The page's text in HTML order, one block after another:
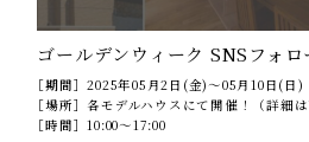
ゴールデンウィーク SNSフォ
［期間］2025年05月2日(金)～05月10日(日)
［場所］各モデルハウスにて開催！（詳細
［時間］10:00～17:00